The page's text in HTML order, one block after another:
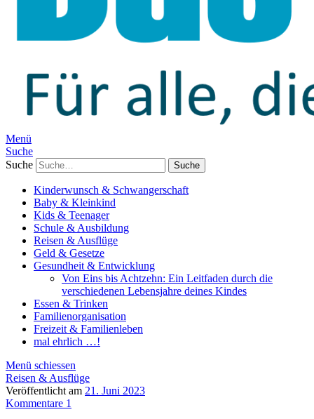
Menü
Suche
Suche
Kinderwunsch & Schwangerschaft
Baby & Kleinkind
Kids & Teenager
Schule & Ausbildung
Reisen & Ausflüge
Geld & Gesetze
Gesundheit & Entwicklung
Von Eins bis Achtzehn: Ein Leitfaden durch die
verschiedenen Lebensjahre deines Kindes
Essen & Trinken
Familienorganisation
Freizeit & Familienleben
mal ehrlich …!
Menü schiessen
Reisen & Ausflüge
Veröffentlicht am 21. Juni 2023
Kommentare 1